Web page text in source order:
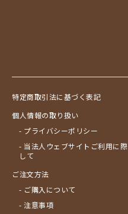
特定商取引法に基づく表記
個人情報の取り扱い
- プライバシーポリシー
- 当法人ウェブサイトご利用に際
して
ご注文方法
- ご購入について
- 注意事項